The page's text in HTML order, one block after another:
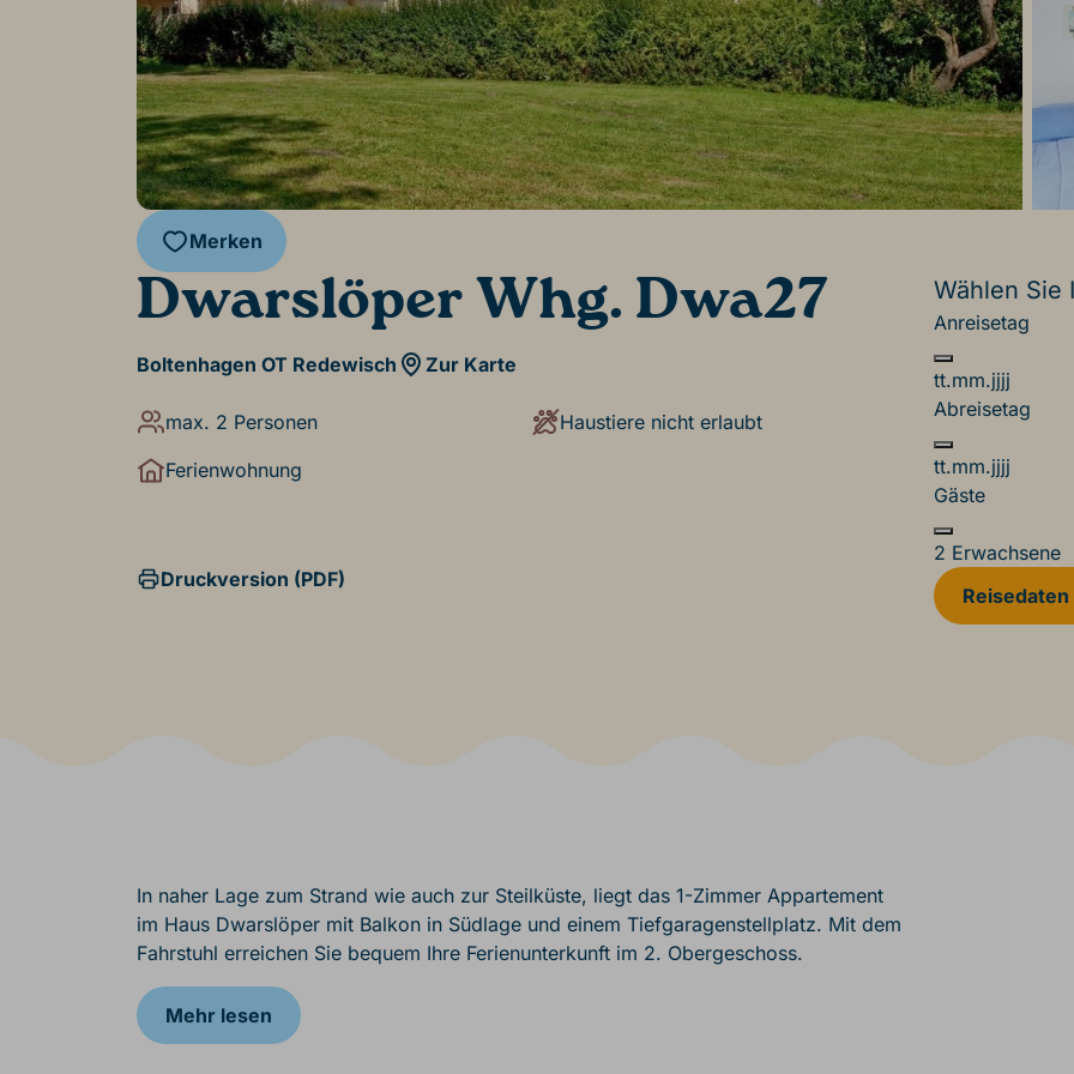
Merken
Dwarslöper Whg. Dwa27
Boltenhagen OT Redewisch Zur Karte
max. 2 Personen
Haustiere nicht erlaubt
Ferienwohnung
Druckversion (PDF)
Wählen Sie
Anreisetag
tt.mm.jjjj
Abreisetag
tt.mm.jjjj
Gäste
2 Erwachsene
In naher Lage zum Strand wie auch zur Steilküste, liegt das 1-Zimmer Appartement
im Haus Dwarslöper mit Balkon in Südlage und einem Tiefgaragenstellplatz. Mit dem
Fahrstuhl erreichen Sie bequem Ihre Ferienunterkunft im 2. Obergeschoss.
Mehr lesen